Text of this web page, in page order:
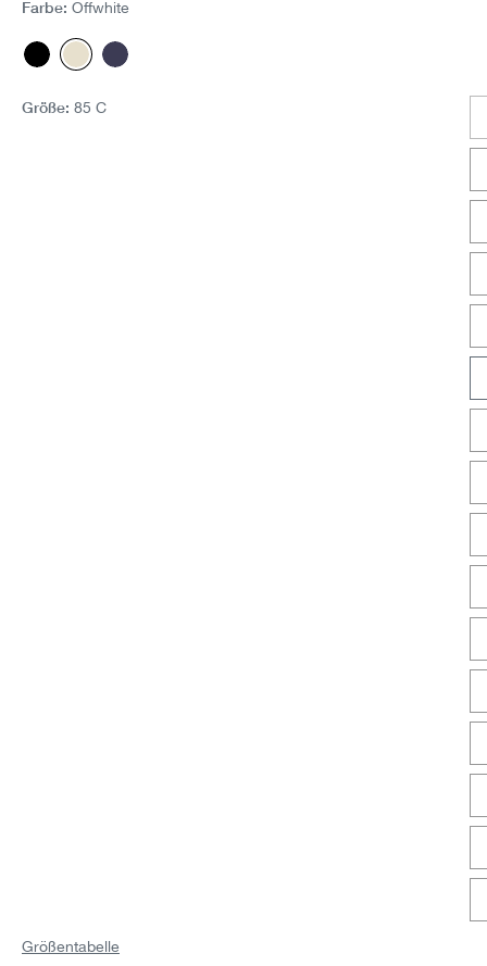
Farbe: Offwhite
SchwarzOffwhiteMoonlight Blue
Größe: 85 C
Größentabelle